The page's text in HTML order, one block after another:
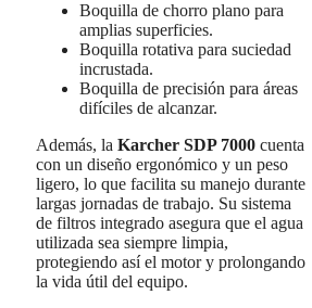
Boquilla de chorro plano para
amplias superficies.
Boquilla rotativa para suciedad
incrustada.
Boquilla de precisión para áreas
difíciles de alcanzar.
Además, la Karcher SDP 7000 cuenta
con un diseño ergonómico y un peso
ligero, lo que facilita su manejo durante
largas jornadas de trabajo. Su sistema
de filtros integrado asegura que el agua
utilizada sea siempre limpia,
protegiendo así el motor y prolongando
la vida útil del equipo.